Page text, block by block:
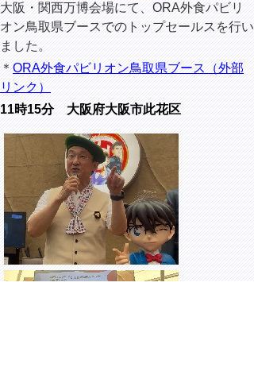
大阪・関西万博会場にて、ORA外食パビリ
オン鳥取県ブースでのトップセールスを行い
ました。
＊ ORA外食パビリオン鳥取県ブース（外部
リンク）
11時15分 大阪府大阪市此花区